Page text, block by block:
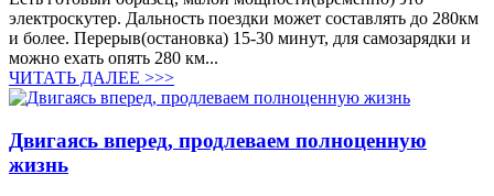
электроскутер. Дальность поездки может составлять до 280км
и более. Перерыв(остановка) 15-30 минут, для самозарядки и
можно ехать опять 280 км...
ЧИТАТЬ ДАЛЕЕ >>>
Двигаясь вперед, продлеваем полноценную
жизнь